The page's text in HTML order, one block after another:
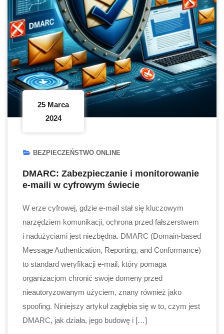
25 Marca
2024
BEZPIECZEŃSTWO ONLINE
DMARC: Zabezpieczanie i monitorowanie
e-maili w cyfrowym świecie
W erze cyfrowej, gdzie e-mail stał się kluczowym
narzędziem komunikacji, ochrona przed fałszerstwem
i nadużyciami jest niezbędna. DMARC (Domain-based
Message Authentication, Reporting, and Conformance)
to standard weryfikacji e-mail, który pomaga
organizacjom chronić swoje domeny przed
nieautoryzowanym użyciem, znany również jako
spoofing. Niniejszy artykuł zagłębia się w to, czym jest
DMARC, jak działa, jego budowę i […]